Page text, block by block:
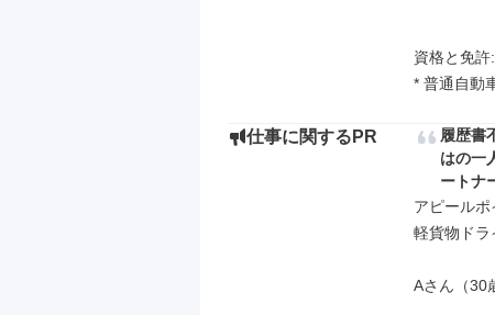
資格と免許:
* 普通自動
仕事に関するPR
履歴書
はの一
ートナ
アピールポ
軽貨物ドラ
Aさん（30